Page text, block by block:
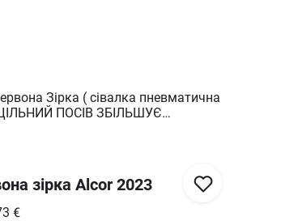
Зірка ( сівалка пневматична
наших задоволених клієнтів.
нормою висіву, забезпечує
площу живлення, ніж при
врожайність зростає до
зірка Alcor 2023
€